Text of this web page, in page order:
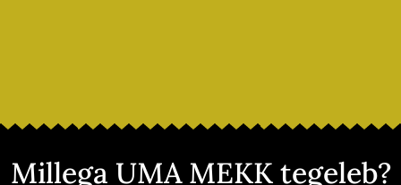
Millega UMA MEKK tegeleb?